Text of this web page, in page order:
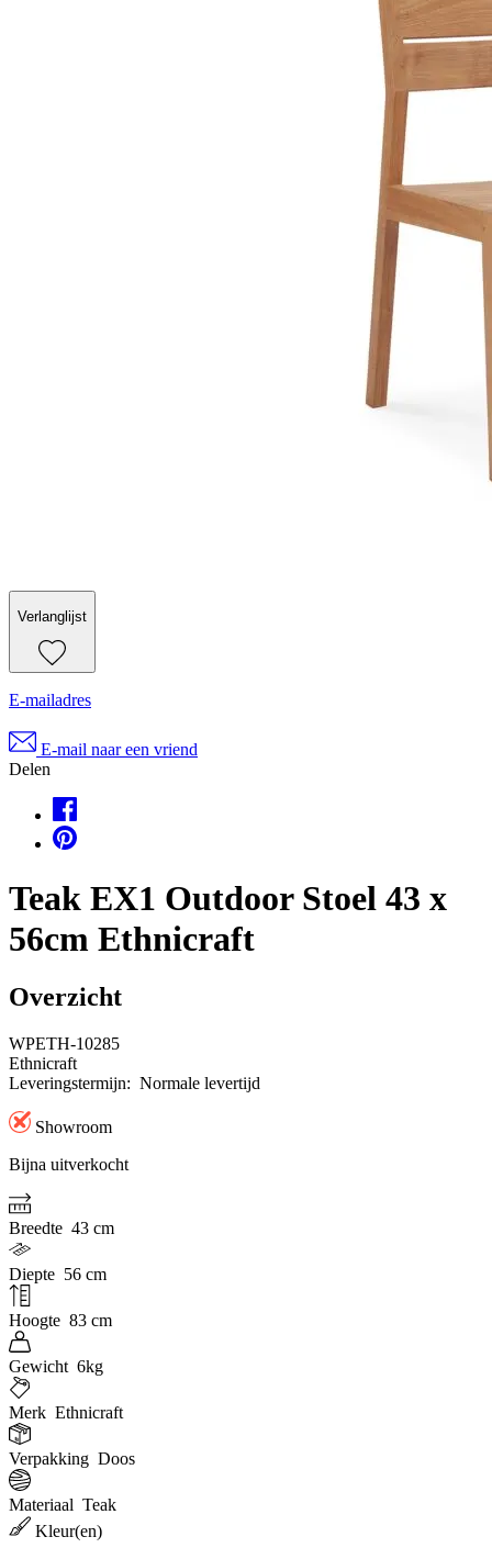
Verlanglijst
E-mailadres
E-mail naar een vriend
Delen
Teak EX1 Outdoor Stoel 43 x
56cm Ethnicraft
Overzicht
WPETH-10285
Ethnicraft
Leveringstermijn: Normale levertijd
Showroom
Bijna uitverkocht
Breedte 43 cm
Diepte 56 cm
Hoogte 83 cm
Gewicht 6kg
Merk Ethnicraft
Verpakking Doos
Materiaal Teak
Kleur(en)